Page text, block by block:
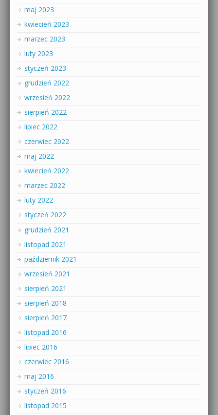
maj 2023
kwiecień 2023
marzec 2023
luty 2023
styczeń 2023
grudzień 2022
wrzesień 2022
sierpień 2022
lipiec 2022
czerwiec 2022
maj 2022
kwiecień 2022
marzec 2022
luty 2022
styczeń 2022
grudzień 2021
listopad 2021
październik 2021
wrzesień 2021
sierpień 2021
sierpień 2018
sierpień 2017
listopad 2016
lipiec 2016
czerwiec 2016
maj 2016
styczeń 2016
listopad 2015